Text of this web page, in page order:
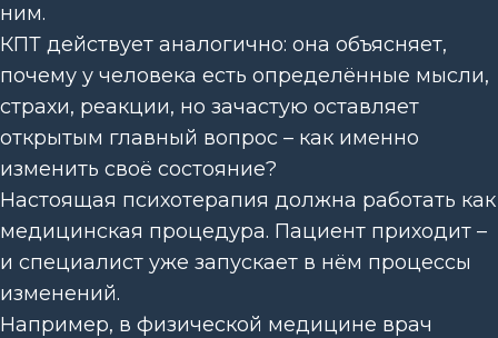
ним.
КПТ действует аналогично: она объясняет,
почему у человека есть определённые мысли,
страхи, реакции, но зачастую оставляет
открытым главный вопрос – как именно
изменить своё состояние?
Настоящая психотерапия должна работать как
медицинская процедура. Пациент приходит –
и специалист уже запускает в нём процессы
изменений.
Например, в физической медицине врач